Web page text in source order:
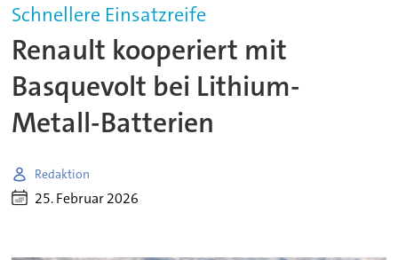
Schnellere Einsatzreife
Renault kooperiert mit
Basquevolt bei Lithium-
Metall-Batterien
Redaktion
25. Februar 2026